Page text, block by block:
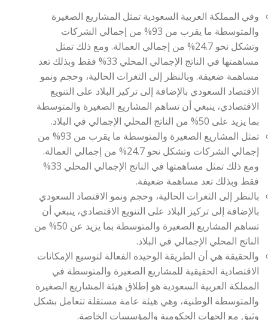
وفي المملكة العربية السعودية تمثل المشاريع الصغيرة
والمتوسطة ما يقرب من 93% من إجمالي الشركات
وتشكل نحو 24.7% من إجمالي العمالة. ومع ذلك تمثل
مساهمتها في الناتج الإجمالي المحلي 33% فقط وبذلك تعد
مساهمة ضعيفة. وبالنظر إلى الثغرات الحالية، وحجم ونمو
الاقتصاد السعودي بالإضافة إلى تركيز البلاد على التنويع
الاقتصادي، ينبغي أن تساهم المشاريع الصغيرة والمتوسطة
بما يزيد على 50% من الناتج المحلي الإجمالي في البلاد.
تمثل المشاريع الصغيرة والمتوسطة ما يقرب من 93% من
إجمالي الشركات وتشكل نحو 24.7% من إجمالي العمالة.
ومع ذلك تمثل مساهمتها في الناتج الإجمالي المحلي 33%
فقط وبذلك تعد مساهمة ضعيفة.
بالنظر إلى الثغرات الحالية، وحجم ونمو الاقتصاد السعودي
بالإضافة إلى تركيز البلاد على التنويع الاقتصادي، ينبغي أن
تساهم المشاريع الصغيرة والمتوسطة بما يزيد عن 50% من
الناتج المحلي الإجمالي في البلاد.
والحقيقة هي أن الطريقة الوحيدة الفعالة لتوسيع الإمكانات
الاقتصادية الحقيقية للمشاريع الصغيرة والمتوسطة في
المملكة العربية السعودية هو إطلاق هيئة المشاريع الصغيرة
والمتوسطة الوطنية، وهي هيئة عامة مستقلة تتعامل بشكل
وثيق مع الجهات الحكومية والمؤسسات الخاصة.